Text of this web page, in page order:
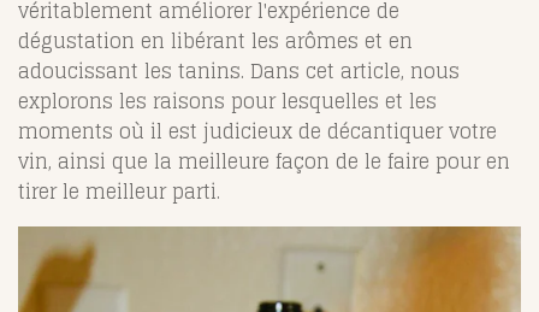
véritablement améliorer l'expérience de
dégustation en libérant les arômes et en
adoucissant les tanins. Dans cet article, nous
explorons les raisons pour lesquelles et les
moments où il est judicieux de décantiquer votre
vin, ainsi que la meilleure façon de le faire pour en
tirer le meilleur parti.